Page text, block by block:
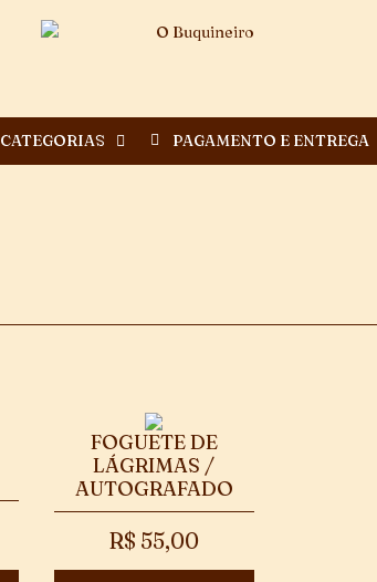
CATEGORIAS PAGAMENTO E ENTREGA
FOGUETE DE
LÁGRIMAS /
AUTOGRAFADO
R$ 55,00